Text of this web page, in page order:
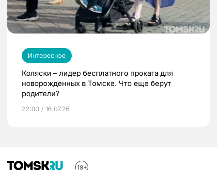
Интересное
Коляски – лидер бесплатного проката для
новорожденных в Томске. Что еще берут
родители?
22:00 / 16.07.26